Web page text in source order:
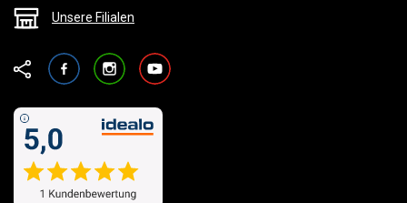
Unsere Filialen
FacebookInstagramYouTube